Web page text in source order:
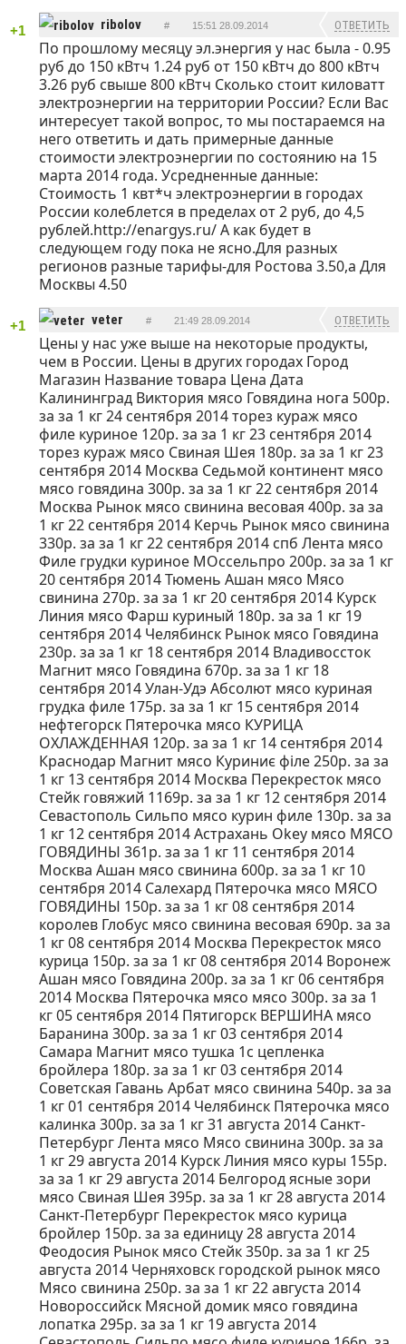
+1 ribolov # 15:51 28.09.2014 ОТВЕТИТЬ
По прошлому месяцу эл.энергия у нас была - 0.95
руб до 150 кВтч 1.24 руб от 150 кВтч до 800 кВтч
3.26 руб свыше 800 кВтч Сколько стоит киловатт
электроэнергии на территории России? Если Вас
интересует такой вопрос, то мы постараемся на
него ответить и дать примерные данные
стоимости электроэнергии по состоянию на 15
марта 2014 года. Усредненные данные:
Стоимость 1 квт*ч электроэнергии в городах
России колеблется в пределах от 2 руб, до 4,5
рублей.http://enargys.ru/ А как будет в
следующем году пока не ясно.Для разных
регионов разные тарифы-для Ростова 3.50,а Для
Москвы 4.50
+1 veter # 21:49 28.09.2014 ОТВЕТИТЬ
Цены у нас уже выше на некоторые продукты,
чем в России. Цены в других городах Город
Магазин Название товара Цена Дата
Калининград Виктория мясо Говядина нога 500р.
за за 1 кг 24 сентября 2014 торез кураж мясо
филе куриное 120р. за за 1 кг 23 сентября 2014
торез кураж мясо Свиная Шея 180р. за за 1 кг 23
сентября 2014 Москва Седьмой континент мясо
мясо говядина 300р. за за 1 кг 22 сентября 2014
Москва Рынок мясо свинина весовая 400р. за за
1 кг 22 сентября 2014 Керчь Рынок мясо свинина
330р. за за 1 кг 22 сентября 2014 спб Лента мясо
Филе грудки куриное МОссельпро 200р. за за 1 кг
20 сентября 2014 Тюмень Ашан мясо Мясо
свинина 270р. за за 1 кг 20 сентября 2014 Курск
Линия мясо Фарш куриный 180р. за за 1 кг 19
сентября 2014 Челябинск Рынок мясо Говядина
230р. за за 1 кг 18 сентября 2014 Владивоссток
Магнит мясо Говядина 670р. за за 1 кг 18
сентября 2014 Улан-Удэ Абсолют мясо куриная
грудка филе 175р. за за 1 кг 15 сентября 2014
нефтегорск Пятерочка мясо КУРИЦА
ОХЛАЖДЕННАЯ 120р. за за 1 кг 14 сентября 2014
Краснодар Магнит мясо Куриниє філе 250р. за за
1 кг 13 сентября 2014 Москва Перекресток мясо
Стейк говяжий 1169р. за за 1 кг 12 сентября 2014
Севастополь Сильпо мясо курин филе 130р. за за
1 кг 12 сентября 2014 Астрахань Okey мясо МЯСО
ГОВЯДИНЫ 361р. за за 1 кг 11 сентября 2014
Москва Ашан мясо свинина 600р. за за 1 кг 10
сентября 2014 Салехард Пятерочка мясо МЯСО
ГОВЯДИНЫ 150р. за за 1 кг 08 сентября 2014
королев Глобус мясо свинина весовая 690р. за за
1 кг 08 сентября 2014 Москва Перекресток мясо
курица 150р. за за 1 кг 08 сентября 2014 Воронеж
Ашан мясо Говядина 200р. за за 1 кг 06 сентября
2014 Москва Пятерочка мясо мясо 300р. за за 1
кг 05 сентября 2014 Пятигорск ВЕРШИНА мясо
Баранина 300р. за за 1 кг 03 сентября 2014
Самара Магнит мясо тушка 1с цепленка
бройлера 180р. за за 1 кг 03 сентября 2014
Советская Гавань Арбат мясо свинина 540р. за за
1 кг 01 сентября 2014 Челябинск Пятерочка мясо
калинка 300р. за за 1 кг 31 августа 2014 Санкт-
Петербург Лента мясо Мясо свинина 300р. за за
1 кг 29 августа 2014 Курск Линия мясо куры 155р.
за за 1 кг 29 августа 2014 Белгород ясные зори
мясо Свиная Шея 395р. за за 1 кг 28 августа 2014
Санкт-Петербург Перекресток мясо курица
бройлер 150р. за за единицу 28 августа 2014
Феодосия Рынок мясо Стейк 350р. за за 1 кг 25
августа 2014 Черняховск городской рынок мясо
Мясо свинина 250р. за за 1 кг 22 августа 2014
Новороссийск Мясной домик мясо говядина
лопатка 295р. за за 1 кг 19 августа 2014